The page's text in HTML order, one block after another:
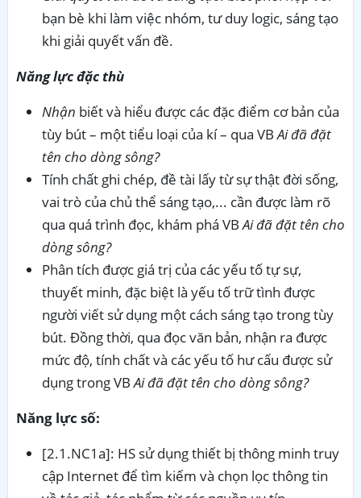
bạn bè khi làm việc nhóm, tư duy logic, sáng tạo
khi giải quyết vấn đề.
Năng lực đặc thù
Nhận biết và hiểu được các đặc điểm cơ bản của
tùy bút – một tiểu loại của kí – qua VBAi đã đặt
tên cho dòng sông?
Tính chất ghi chép, đề tài lấy từ sự thật đời sống,
vai trò của chủ thể sáng tạo,... cần được làm rõ
qua quá trình đọc, khám phá VBAi đã đặt tên cho
dòng sông?
Phân tích được giá trị của các yếu tố tự sự,
thuyết minh, đặc biệt là yếu tố trữ tình được
người viết sử dụng một cách sáng tạo trong tùy
bút. Đồng thời, qua đọc văn bản, nhận ra được
mức độ, tính chất và các yếu tố hư cấu được sử
dụng trong VBAi đã đặt tên cho dòng sông?
Năng lực số:
[2.1.NC1a]: HS sử dụng thiết bị thông minh truy
cập Internet để tìm kiếm và chọn lọc thông tin